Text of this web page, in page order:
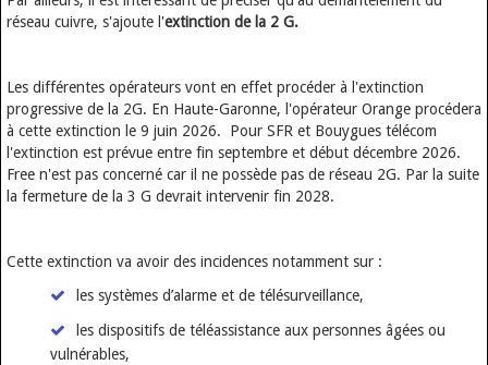
réseau cuivre, s'ajoute l'extinction de la 2 G.
Les différentes opérateurs vont en effet procéder à l'extinction
progressive de la 2G. En Haute-Garonne, l'opérateur Orange procédera
à cette extinction le 9 juin 2026. Pour SFR et Bouygues télécom
l'extinction est prévue entre fin septembre et début décembre 2026.
Free n'est pas concerné car il ne possède pas de réseau 2G. Par la suite
la fermeture de la 3 G devrait intervenir fin 2028.
Cette extinction va avoir des incidences notamment sur :
les systèmes d’alarme et de télésurveillance,
les dispositifs de téléassistance aux personnes âgées ou
vulnérables,